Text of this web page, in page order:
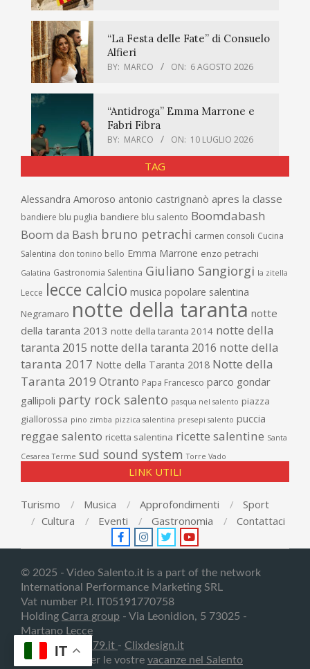
“La Festa delle Fate” di Consuelo
Alfieri
BY: MARCO ON: 6 AGOSTO 2026
“Antidroga” Emma Marrone e
Fabri Fibra
BY: MARCO ON: 10 LUGLIO 2026
TAG
Alessandra Amoroso antonio castrignanò apres la classe
bandiere blu puglia bandiere blu salento Boomdabash
Boom da Bash bruno petrachi carmen consoli Cucina
Salentina don tonino bello Emma Marrone enzo petrachi
Galatina Gastronomia Salentina Giuliano Sangiorgi la zitella
Lecce lecce calcio musica popolare salentina
Negramaro notte della taranta notte
della taranta 2013 notte della taranta 2014 notte della
taranta 2015 notte della taranta 2016 notte della
taranta 2017 Notte della Taranta 2018 Notte della
Taranta 2019 Otranto Papa Francesco parco gondar
gallipoli party rock salento pasqua nel salento piazza
giallorossa pino zimba pizzica salentina presepi salento puccia
reggae salento ricetta salentina ricette salentine Santa
Cesarea Terme sud sound system Torre Vado
LINK UTILI
Turismo Musica Approfondimenti
Sport
Cultura
Eventi Gastronomia Contattaci
© 2025 - Video Salento.it is a part of the network
International Performance Marketing SRL
Vat number P.I. IT05191770758
Holding Carra group - Via Leonidion, 5 73025 -
Martano Lecce
Creativedesign79.it - Clixdesign.it
Contattateci per le vostre vacanze nel Salento
IT